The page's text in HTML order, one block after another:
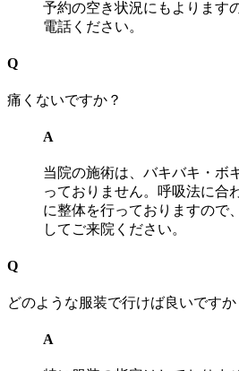
予約の空き状況にもよります
電話ください。
Q
痛くないですか？
A
当院の施術は、バキバキ・ボ
っておりません。呼吸法に合
に整体を行っておりますので
してご来院ください。
Q
どのような服装で行けば良いですか
A